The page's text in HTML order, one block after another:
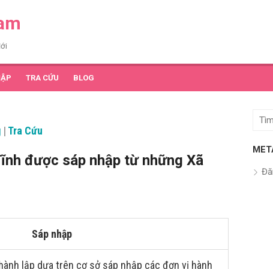
TRA CỨU BLOG
| Tra Cứu
được sáp nhập từ những Xã
Sáp nhập
lập dựa trên cơ sở sáp nhập các đơn vị hành
Tìm
quả